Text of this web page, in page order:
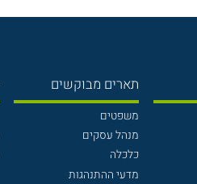
תארים מבוקשים
משפטים
מנהל עסקים
כלכלה
מדעי ההתנהגות